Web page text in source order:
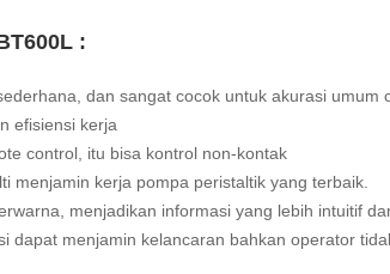
:
dan sangat cocok untuk akurasi umum
efisiensi kerja
control, itu bisa kontrol non-kontak
menjamin kerja pompa peristaltik yang terbaik.
menjadikan informasi yang lebih intuitif
dapat menjamin kelancaran bahkan operator